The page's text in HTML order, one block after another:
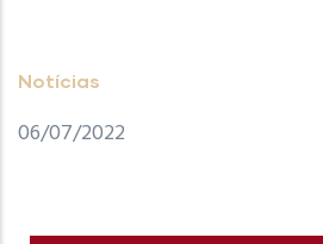
Notícias
06/07/2022